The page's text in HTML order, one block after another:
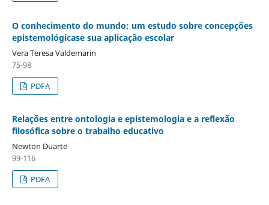
O conhecimento do mundo: um estudo sobre concepções
epistemológicase sua aplicação escolar
Vera Teresa Valdemarin
75-98
PDFA
Relações entre ontologia e epistemologia e a reflexão
filosófica sobre o trabalho educativo
Newton Duarte
99-116
PDFA